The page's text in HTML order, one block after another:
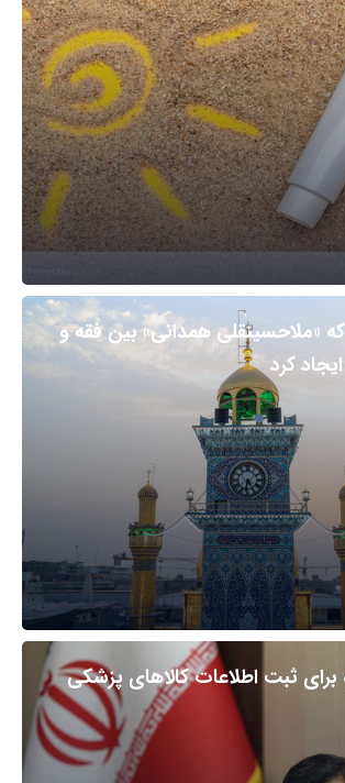
که «ملاحسینقلی همدانی» بین فقه و
کرد